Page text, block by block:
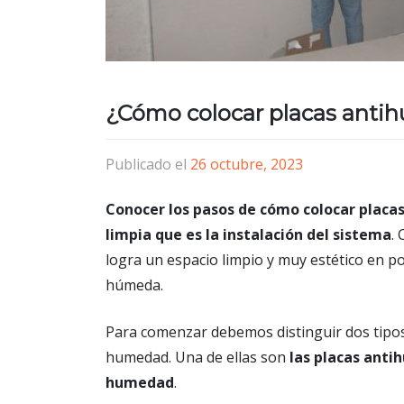
¿Cómo colocar placas
Publicado el 26 octubre, 2023
Conocer los pasos de cómo colocar
limpia que es la instalación del sistema.
logra un espacio limpio y muy estético en
húmeda.
Para comenzar debemos distinguir dos
humedad. Una de ellas son las placas
humedad.